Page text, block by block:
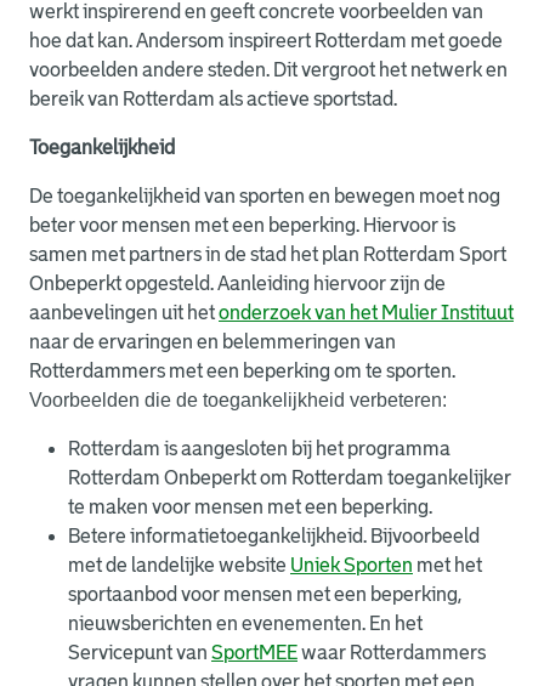
werkt inspirerend en geeft concrete voorbeelden van
hoe dat kan. Andersom inspireert Rotterdam met goede
voorbeelden andere steden. Dit vergroot het netwerk en
bereik van Rotterdam als actieve sportstad.
Toegankelijkheid
De toegankelijkheid van sporten en bewegen moet nog
beter voor mensen met een beperking. Hiervoor is
samen met partners in de stad het plan Rotterdam Sport
Onbeperkt opgesteld. Aanleiding hiervoor zijn de
aanbevelingen uit hetonderzoek van het Mulier Instituut
naar de ervaringen en belemmeringen van
Rotterdammers met een beperking om te sporten.
Voorbeelden die de toegankelijkheid verbeteren:
Rotterdam is aangesloten bij het programma
Rotterdam Onbeperkt om Rotterdam toegankelijker
te maken voor mensen met een beperking.
Betere informatietoegankelijkheid. Bijvoorbeeld
met de landelijke website Uniek Sporten met het
sportaanbod voor mensen met een beperking,
nieuwsberichten en evenementen. En het
Servicepunt van SportMEEwaar Rotterdammers
vragen kunnen stellen over het sporten met een